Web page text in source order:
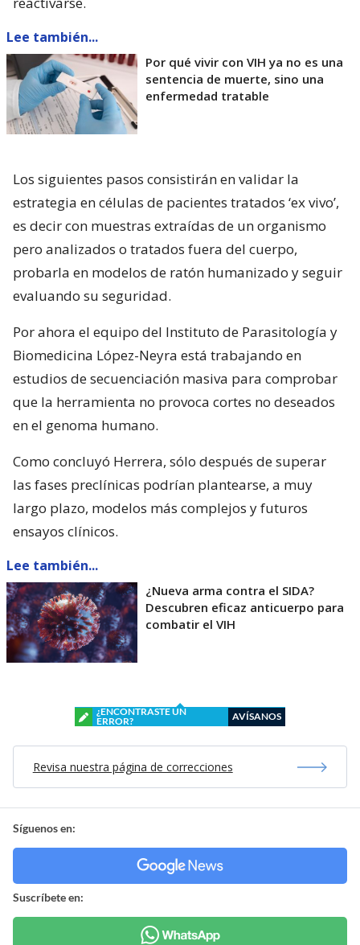
Lee también...
Por qué vivir con VIH ya no es una
sentencia de muerte, sino una
enfermedad tratable
Los siguientes pasos consistirán en validar la
estrategia en células de pacientes tratados ‘ex vivo’,
es decir con muestras extraídas de un organismo
pero analizados o tratados fuera del cuerpo,
probarla en modelos de ratón humanizado y seguir
evaluando su seguridad.
Por ahora el equipo del Instituto de Parasitología y
Biomedicina López-Neyra está trabajando en
estudios de secuenciación masiva para comprobar
que la herramienta no provoca cortes no deseados
en el genoma humano.
Como concluyó Herrera, sólo después de superar
las fases preclínicas podrían plantearse, a muy
largo plazo, modelos más complejos y futuros
ensayos clínicos.
Lee también...
¿Nueva arma contra el SIDA?
Descubren eficaz anticuerpo para
combatir el VIH
¿ENCONTRASTE UN
ERROR?
AVÍSANOS
Revisa nuestra página de correcciones
Síguenos en:
Suscríbete en: